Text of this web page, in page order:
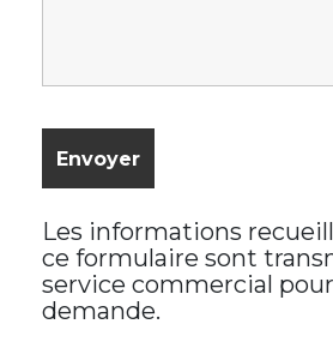
Les informations
ce formulaire sont
service commercial
demande.